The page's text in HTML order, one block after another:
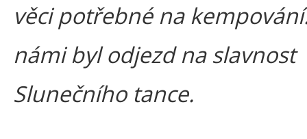
věci potřebné na
námi byl odjezd na slavnost
Slunečního tance.